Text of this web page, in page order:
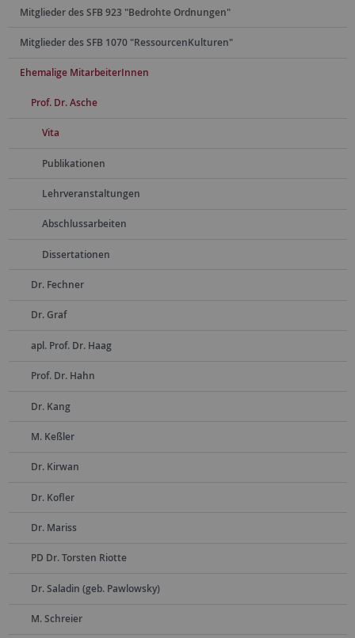
Mitglieder des SFB 923 "Bedrohte Ordnungen"
Mitglieder des SFB 1070 "RessourcenKulturen"
Ehemalige MitarbeiterInnen
Prof. Dr. Asche
Vita
Publikationen
Lehrveranstaltungen
Abschlussarbeiten
Dissertationen
Dr. Fechner
Dr. Graf
apl. Prof. Dr. Haag
Prof. Dr. Hahn
Dr. Kang
M. Keßler
Dr. Kirwan
Dr. Kofler
Dr. Mariss
PD Dr. Torsten Riotte
Dr. Saladin (geb. Pawlowsky)
M. Schreier